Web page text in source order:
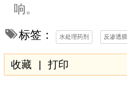
响。
标签： 水处理药剂 反渗透
收藏 | 打印